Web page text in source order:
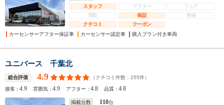
スタッフ
アフター
フェア
買取
保証
整備
クチコミ
クーポン
カーセンサーアフター保証車
カーセンサー認定車 購入プラン付き車両
ユニバース 千葉北
総合評価 4.9 （クチコミ件数： 255件）
接客：4.9 雰囲気：4.9 アフター：4.8 品質：4.8
掲載台数 110台